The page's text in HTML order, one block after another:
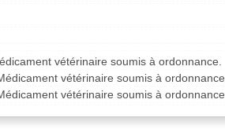
vétérinaire soumis à ordonnance.
vétérinaire soumis à ordonnance.
vétérinaire soumis à ordonnance.